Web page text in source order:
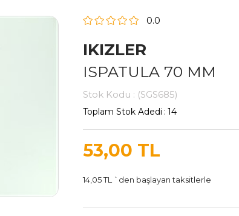
0.0
IKIZLER
ISPATULA 70 MM
Stok Kodu (SGS685)
Toplam Stok Adedi : 14
53,00 TL
14,05 TL `den başlayan taksitlerle